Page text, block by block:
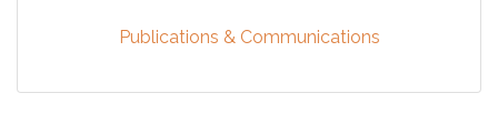
Publications & Communications